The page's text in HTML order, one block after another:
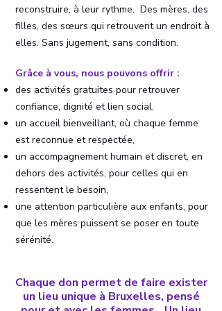
reconstruire, à leur rythme. Des mères, des
filles, des sœurs qui retrouvent un endroit à
elles. Sans jugement, sans condition.
Grâce à vous, nous pouvons offrir :
des activités gratuites pour retrouver
confiance, dignité et lien social,
un accueil bienveillant, où chaque femme
est reconnue et respectée,
un accompagnement humain et discret, en
dehors des activités, pour celles qui en
ressentent le besoin,
une attention particulière aux enfants, pour
que les mères puissent se poser en toute
sérénité.
Chaque don permet de faire exister
un lieu unique à Bruxelles, pensé